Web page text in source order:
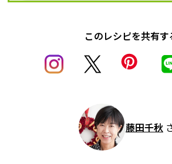
このレシピを共有す
藤田千秋